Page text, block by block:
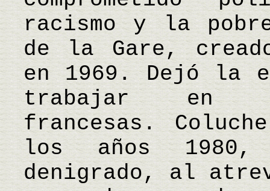
racismo y la
de la Gare,
en 1969. Dejó la
trabajar en
francesas.
los años 1980,
denigrado, al